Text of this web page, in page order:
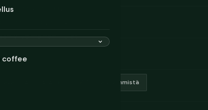
coffee
sitä. Saavut
äänen ja värin seinä,
ylivoimainen. Tulet
1,4 miljardia ihmistä